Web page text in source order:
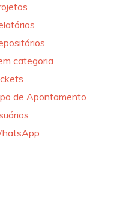
categoria
de Apontamento